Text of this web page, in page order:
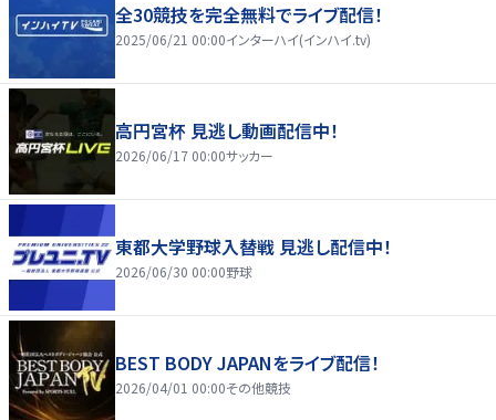
全30競技を完全無料でライブ配信！
2025/06/21 00:00インターハイ(インハイ.tv)
高円宮杯 見逃し動画配信中！
2026/06/17 00:00サッカー
東都大学野球入替戦 見逃し配信中！
2026/06/30 00:00野球
BEST BODY JAPANをライブ配信！
2026/04/01 00:00その他競技